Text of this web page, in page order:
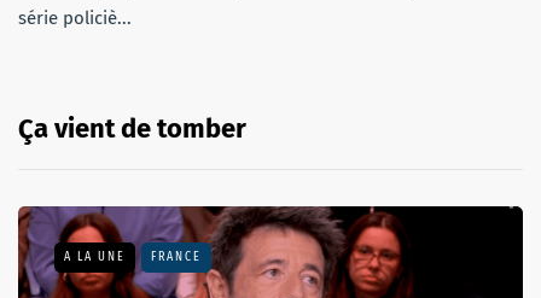
série policiè...
Ça vient de tomber
A LA UNE FRANCE